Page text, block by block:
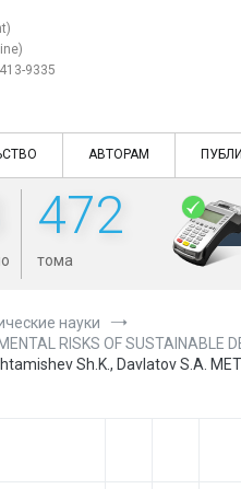
9335
АВТОРАМ
472
тома
науки
RISKS OF SUSTAINABLE
Sh.K., Davlatov S.A.